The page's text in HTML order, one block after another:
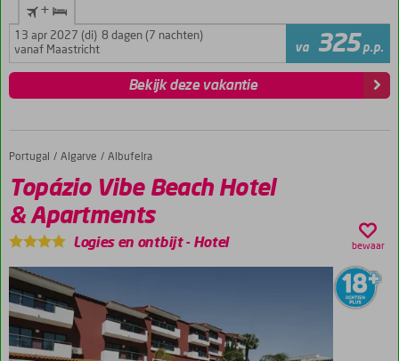
+
13 apr 2027 (di) 8 dagen (7 nachten)
vanaf Maastricht
va 325 p.p.
Bekijk deze vakantie
Home
Portugal Algarve Albufeira
Topázio Vibe Beach Hotel & Apartments
Topázio Vibe Beach Hotel
& Apartments
Logies en ontbijt- Hotel bewaar